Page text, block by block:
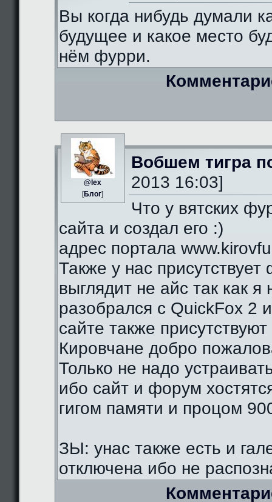
Вы когда нибудь думали
будущее и какое место
нём фурри.
@lex
[Блог]
Вобшем тигра
2013 16:03]
Что у вятских
сайта и создал его :)
адрес портала
Также у нас
выглядит не айс так как я
разобрался с QuickFox 2
сайте также присутствуют
Кировчане добро
Только не надо
ибо сайт и форум
гигом памяти и процом
ЗЫ: унас также есть и
отключена ибо не